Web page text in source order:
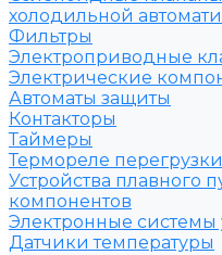
холодильной
Фильтры
Электроприводные
Электрические
Автоматы защиты
Контакторы
Таймеры
Термореле перегрузки
Устройства плавного
компонентов
Электронные системы
Датчики температуры